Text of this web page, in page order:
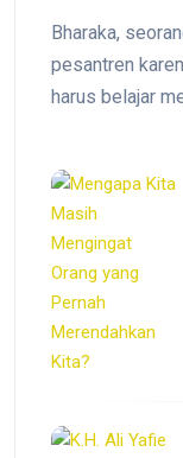
Bharaka,
pesantren
harus belajar
menjadi prajurit TNI. "Tidak semua jalan
cita harus
jalan itu justru